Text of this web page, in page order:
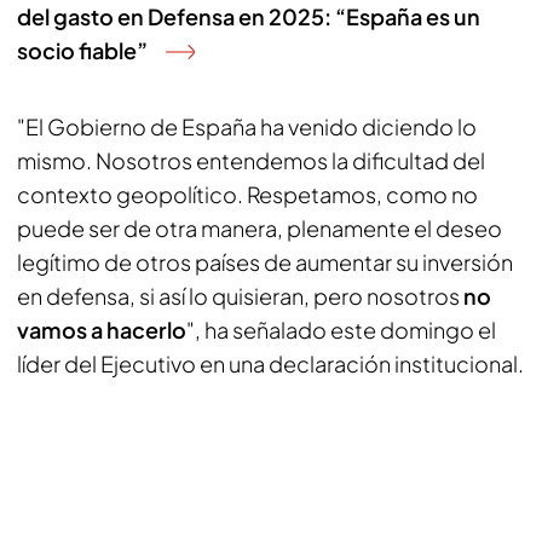
del gasto en Defensa en 2025: “España es un
socio fiable”
"El Gobierno de España ha venido diciendo lo
mismo. Nosotros entendemos la dificultad del
contexto geopolítico. Respetamos, como no
puede ser de otra manera, plenamente el deseo
legítimo de otros países de aumentar su inversión
en defensa, si así lo quisieran, pero nosotros no
vamos a hacerlo", ha señalado este domingo el
líder del Ejecutivo en una declaración institucional.